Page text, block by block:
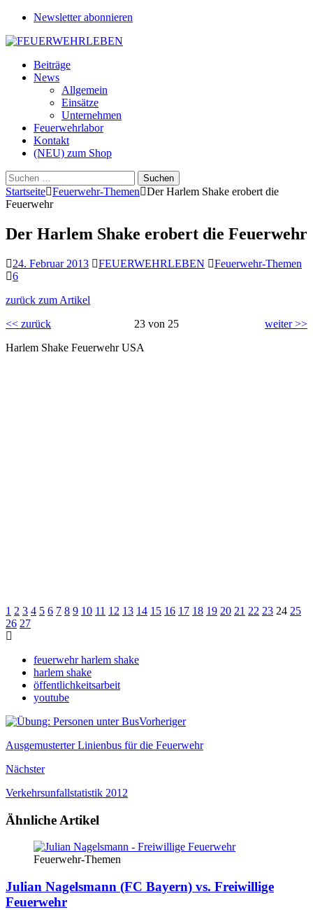
Newsletter abonnieren
Beiträge
News
Allgemein
Einsätze
Unternehmen
Feuerwehrlabor
Kontakt
(NEU) zum Shop
Suchen
nach:
Startseite Feuerwehr-Themen
Der Harlem Shake erobert die
Feuerwehr
Der Harlem Shake erobert die Feuerwehr
24. Februar 2013 FEUERWEHRLEBEN
Feuerwehr-Themen
6
zurück zum Artikel
<< zurück
23 von 25
weiter >>
Harlem Shake Feuerwehr USA
1 2 3 4 5 6 7 8 9 10 11 12 13 14 15 16 17 18 19 20 21 22 23 24 25
26 27
feuerwehr harlem shake
harlem shake
öffentlichkeitsarbeit
youtube
Vorheriger
Ausgemusterter Linienbus für die Feuerwehr
Nächster
Verkehrsunfallstatistik 2012
Ähnliche Artikel
Feuerwehr-Themen
Julian Nagelsmann (FC Bayern) vs. Freiwillige
Feuerwehr